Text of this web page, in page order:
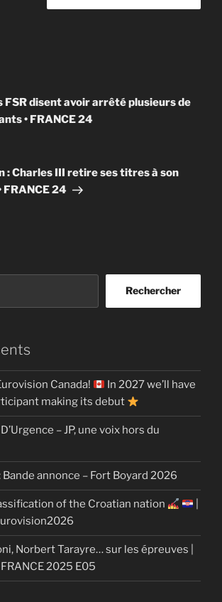
FSR disent avoir arrêté plusieurs de
• FRANCE 24
: Charles III retire ses titres à son
24
Rechercher
Canada!
In 2027 we’ll have
making its debut
– JP, une voix hors du
Bande annonce – Fort Boyard 2026
of the Croatian nation
Norbert Tarayre… sur les épreuves |
FRANCE 2025 E05